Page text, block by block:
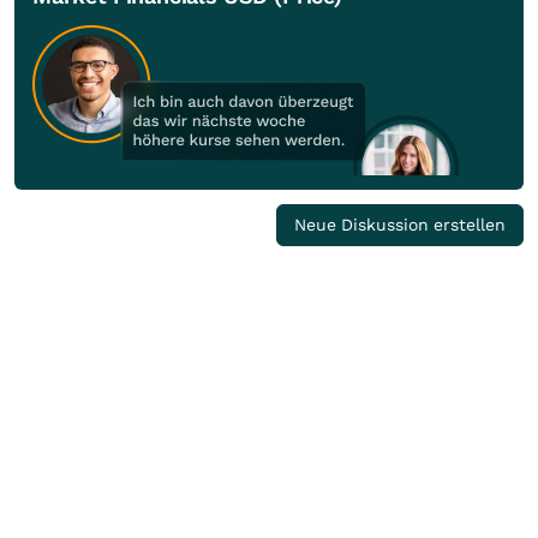
Neue Diskussion erstellen